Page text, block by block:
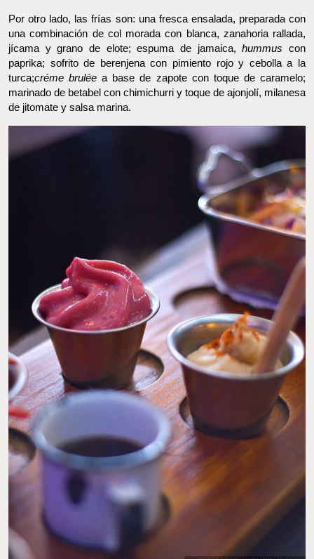
FOTO: FOOD AND PLEASURE©
Por otro lado, las frías son: una fresca ensalada, preparada con
una combinación de col morada con blanca, zanahoria rallada,
jícama y grano de elote; espuma de jamaica,hummuscon
paprika; sofrito de berenjena con pimiento rojo y cebolla a la
turca;créme brulée
a base de zapote con toque de caramelo;
marinado de betabel con chimichurri y toque de ajonjolí, milanesa